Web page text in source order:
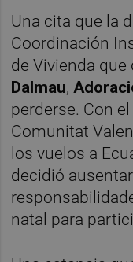
Una cita que la
Coordinación
de Vivienda que
Dalmau,
perderse. Con
Comunitat
los vuelos a
decidió
natal para